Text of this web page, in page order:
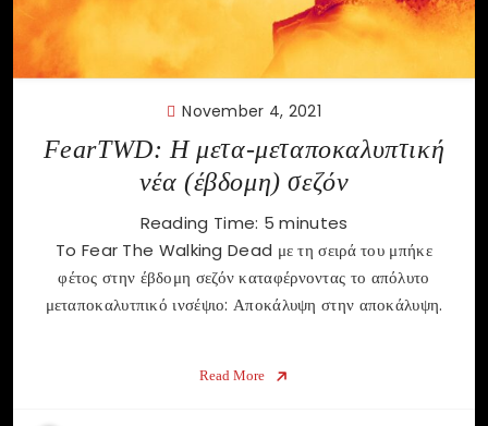
November 4, 2021
FearTWD: Η μετα-μεταποκαλυπτική
νέα (έβδομη) σεζόν
Reading Time: 5 minutes
To Fear The Walking Dead με τη σειρά του μπήκε
φέτος στην έβδομη σεζόν καταφέρνοντας το απόλυτο
μεταποκαλυτπικό ινσέψιο: Αποκάλυψη στην αποκάλυψη.
Read More